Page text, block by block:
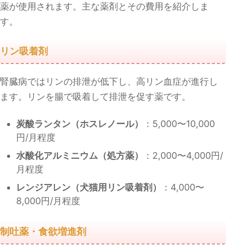
薬が使用されます。主な薬剤とその費用を紹介しま
す。
リン吸着剤
腎臓病ではリンの排泄が低下し、高リン血症が進行し
ます。リンを腸で吸着して排泄を促す薬です。
炭酸ランタン（ホスレノール）
：5,000〜10,000
円/月程度
水酸化アルミニウム（処方薬）
：2,000〜4,000円/
月程度
レンジアレン（犬猫用リン吸着剤）
：4,000〜
8,000円/月程度
制吐薬・食欲増進剤